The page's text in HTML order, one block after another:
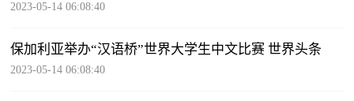
2023-05-14 06:08:40
保加利亚举办“汉语桥”世界大学生中文比赛 世界头条
2023-05-14 06:08:40